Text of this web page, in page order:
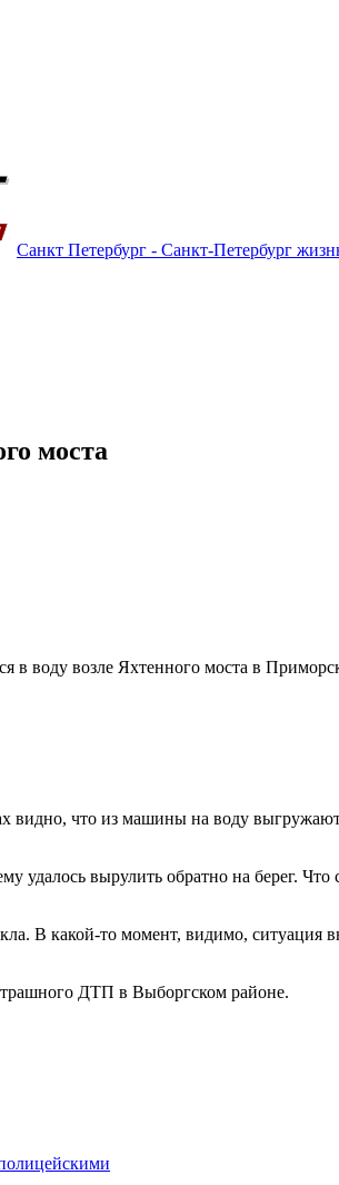
Санкт Петербург - Санкт-Петербург
моста
в воду возле Яхтенного моста в
видно, что из машины на воду
удалось вырулить обратно на берег.
В какой-то момент, видимо, ситуация
ДТП в Выборгском районе.